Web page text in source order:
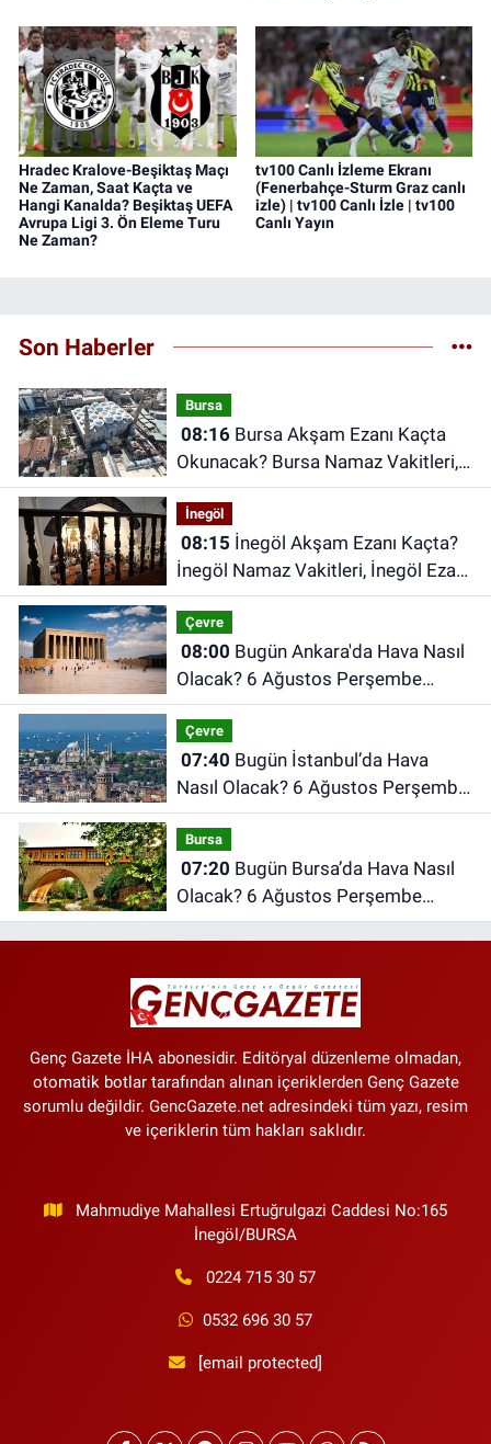
Hradec Kralove-Beşiktaş Maçı
Ne Zaman, Saat Kaçta ve
Hangi Kanalda? Beşiktaş UEFA
Avrupa Ligi 3. Ön Eleme Turu
Ne Zaman?
tv100 Canlı İzleme Ekranı
(Fenerbahçe-Sturm Graz canlı
izle) | tv100 Canlı İzle | tv100
Canlı Yayın
Son Haberler
Bursa
08:16Bursa Akşam Ezanı Kaçta
Okunacak? Bursa Namaz Vakitleri,
Bursa Ezan Saatleri | 06 Ağustos
2026 Perşembe
İnegöl
08:15
İnegöl Namaz Vakitleri, İnegöl Ezan
Saatleri | 06 Ağustos 2026
Perşembe
Çevre
08:00
Olacak? 6 Ağustos Perşembe
Ankara Hava Durumu
Çevre
07:40
Nasıl Olacak? 6 Ağustos Perşembe
İstanbul Hava Durumu
Bursa
07:20
Olacak? 6 Ağustos Perşembe
Bursa Hava Durumu
Genç Gazete İHA abonesidir. Editöryal düzenleme olmadan,
otomatik botlar tarafından alınan içeriklerden Genç Gazete
sorumlu değildir. GencGazete.net adresindeki tüm yazı, resim
ve içeriklerin tüm hakları saklıdır.
Mahmudiye Mahallesi Ertuğrulgazi Caddesi No:165
İnegöl/BURSA
0224 715 30 57
0532 696 30 57
[email protected]